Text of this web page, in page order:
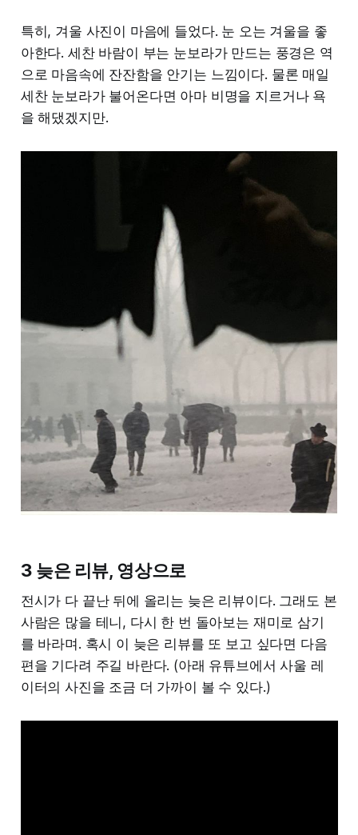
특히, 겨울 사진이 마음에 들었다. 눈 오는 겨울을 좋
아한다. 세찬 바람이 부는 눈보라가 만드는 풍경은 역
으로 마음속에 잔잔함을 안기는 느낌이다. 물론 매일
세찬 눈보라가 불어온다면 아마 비명을 지르거나 욕
을 해댔겠지만.
3 늦은 리뷰, 영상으로
전시가 다 끝난 뒤에 올리는 늦은 리뷰이다. 그래도 본
사람은 많을 테니, 다시 한 번 돌아보는 재미로 삼기
를 바라며. 혹시 이 늦은 리뷰를 또 보고 싶다면 다음
편을 기다려 주길 바란다. (아래 유튜브에서 사울 레
이터의 사진을 조금 더 가까이 볼 수 있다.)